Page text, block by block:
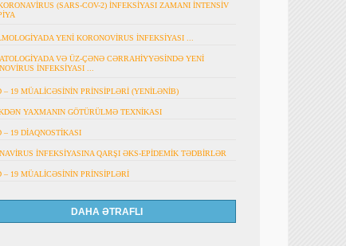
(SARS-COV-2) İNFEKSİYASI ZAMANI İNTENSİV
YENİ KORONOVİRUS İNFEKSİYASI ...
VƏ ÜZ-ÇƏNƏ CƏRRAHİYYƏSİNDƏ YENİ
İNFEKSİYASI ...
– 19 MÜALİCƏSİNİN PRİNSİPLƏRİ (YENİLƏNİB)
YAXMANIN GÖTÜRÜLMƏ TEXNİKASI
– 19 DİAQNOSTİKASI
İNFEKSİYASINA QARŞI ƏKS-EPİDEMİK TƏDBİRLƏR
– 19 MÜALİCƏSİNİN PRİNSİPLƏRİ
DAHA ƏTRAFLI